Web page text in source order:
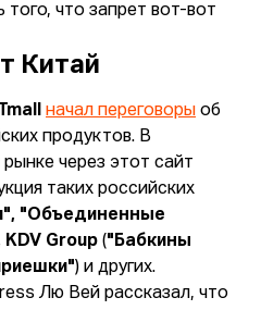
что запрет вот-вот
Китай
Tmall начал переговоры об
продуктов. В
через этот сайт
таких российских
"Объединенные
Group ("Бабкины
) и других.
Лю Вей рассказал, что